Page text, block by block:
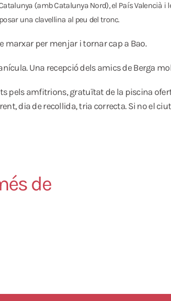
(amb Catalunya Nord), el País Valencià i
una clavellina al peu del tronc.
marxar per menjar i tornar cap a Bao.
Una recepció dels amics de Berga
pels amfitrions, gratuïtat de la piscina
dia de recollida, tria correcta. Si no el
de